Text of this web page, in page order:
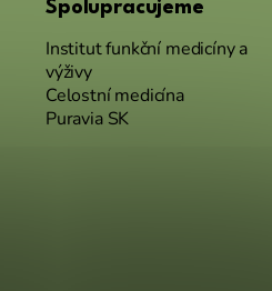
Spolupracujeme
Institut funkční medicíny a
výživy
Celostní medicína
Puravia SK